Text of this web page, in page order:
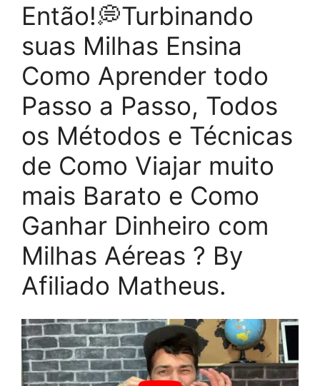
Então!💭Turbinando
suas Milhas Ensina
Como Aprender todo
Passo a Passo, Todos
os Métodos e Técnicas
de Como Viajar muito
mais Barato e Como
Ganhar Dinheiro com
Milhas Aéreas ? By
Afiliado Matheus.